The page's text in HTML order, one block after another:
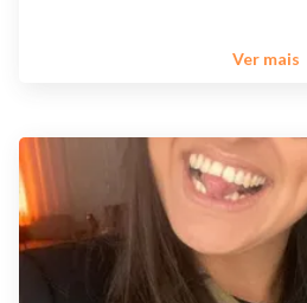
Ver mais